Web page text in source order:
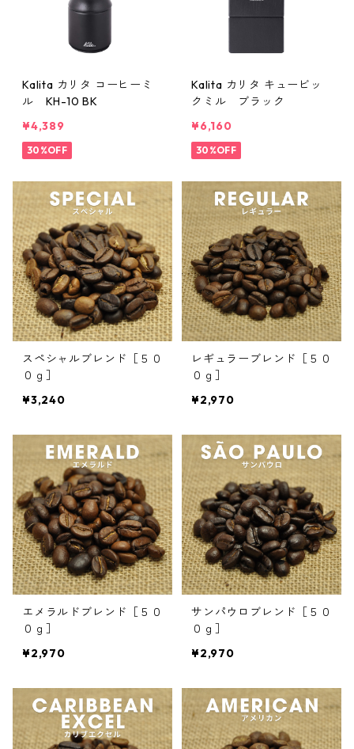
Kalita カリタ コーヒーミ
ル KH-10 BK
¥4,389
30%OFF
Kalita カリタ キュービッ
クミル ブラック
¥6,160
30%OFF
スペシャルブレンド［５０
０ｇ］
¥3,240
レギュラーブレンド［５０
０ｇ］
¥2,970
エメラルドブレンド［５０
０ｇ］
¥2,970
サンパウロブレンド［５０
０ｇ］
¥2,970